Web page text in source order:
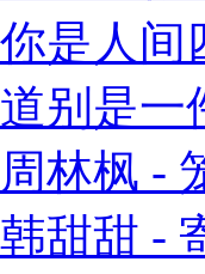
你是人间
道别是一
周林枫 -
韩甜甜 -